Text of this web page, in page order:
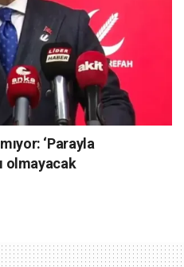
‘Parayla
olmayacak